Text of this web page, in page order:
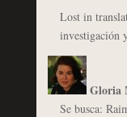
Lost in
investigación
Gloria
Se busca: